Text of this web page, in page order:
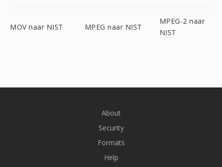
MOV naar NIST MPEG naar NIST
MPEG-2 naar
NIST
About
Security
Formats
Help